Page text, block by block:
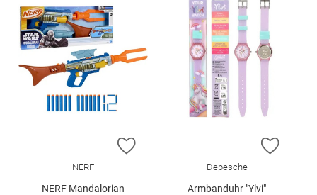
ZUR WUNSCHLISTE HINZUFÜGEN
NERF
NERF Mandalorian
ZUR
Depesche
Armbanduhr "Ylvi"